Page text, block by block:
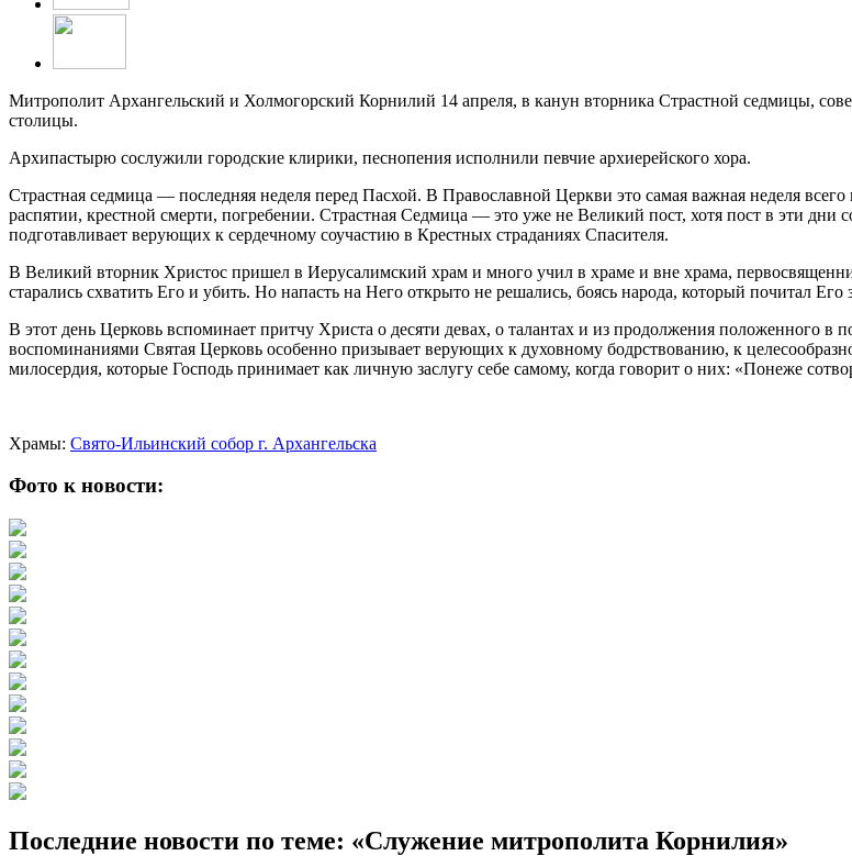
Митрополит Архангельский и Холмогорский Корнилий 14 апреля, в канун вторника Страстной седмицы,
столицы.
Архипастырю сослужили городские клирики, песнопения исполнили певчие архиерейского хора.
Страстная седмица — последняя неделя перед Пасхой. В Православной Церкви это самая важная неделя
распятии, крестной смерти, погребении. Страстная Седмица — это уже не Великий пост, хотя пост в эти
подготавливает верующих к сердечному соучастию в Крестных страданиях Спасителя.
В Великий вторник Христос пришел в Иерусалимский храм и много учил в храме и вне храма,
старались схватить Его и убить. Но напасть на Него открыто не решались, боясь народа, который почитал Его
В этот день Церковь вспоминает притчу Христа о десяти девах, о талантах и из продолжения положенного
воспоминаниями Святая Церковь особенно призывает верующих к духовному бодрствованию, к
милосердия, которые Господь принимает как личную заслугу себе самому, когда говорит о них: «Понеже
Храмы: Свято-Ильинский cобор г. Архангельска
Фото к новости:
Последние новости по теме: «Служение митрополита Корнилия»